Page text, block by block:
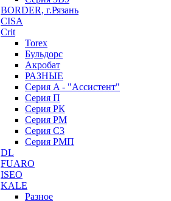
BORDER, г.Рязань
CISA
Crit
Torex
Бульдорс
Акробат
РАЗНЫЕ
Серия A - "Ассистент"
Серия П
Серия РК
Серия РМ
Серия С3
Серия РМП
DL
FUARO
ISEO
KALE
Разное